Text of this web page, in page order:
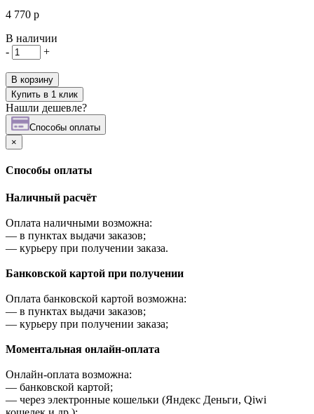
4 770 р
В наличии
-
+
В корзину
Купить в 1 клик
Нашли дешевле?
Cпособы оплаты
×
Cпособы оплаты
Наличный расчёт
Оплата наличными возможна:
— в пунктах выдачи заказов;
— курьеру при получении заказа.
Банковской картой при получении
Оплата банковской картой возможна:
— в пунктах выдачи заказов;
— курьеру при получении заказа;
Моментальная онлайн-оплата
Онлайн-оплата возможна:
— банковской картой;
— через электронные кошельки (Яндекс Деньги, Qiwi